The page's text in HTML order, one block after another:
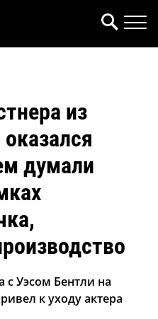
из
думали
с Уэсом Бентли на
к уходу актера